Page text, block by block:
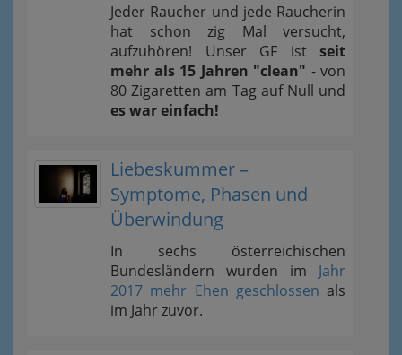
Jeder Raucher und jede Raucherin
hat schon zig Mal versucht,
aufzuhören! Unser GF ist seit
mehr als 15 Jahren "clean" - von
80 Zigaretten am Tag auf Null und
es war einfach!
Liebeskummer –
Symptome, Phasen und
Überwindung
In sechs österreichischen
Bundesländern wurden im Jahr
2017 mehr Ehen geschlossen als
im Jahr zuvor.